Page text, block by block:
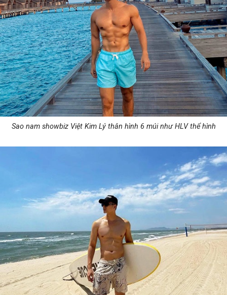
Sao nam showbiz Việt Kim Lý thân hình 6 múi như HLV thể hình